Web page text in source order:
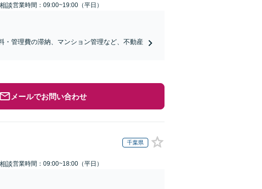
談営業時間：09:00~19:00（平日）
・管理費の滞納、マンション管理など、不動産
メールでお問い合わせ
千葉県
談営業時間：09:00~18:00（平日）